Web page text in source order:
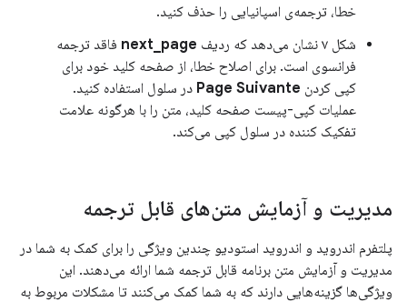
خطا، ترجمه‌ی اسپانیایی را حذف کنید.
شکل ۷ نشان می‌دهد که ردیف
next_page فاقد ترجمه
فرانسوی است. برای اصلاح خطا، از صفحه کلید خود برای
کپی کردن Page Suivante در سلول استفاده کنید.
عملیات کپی-پیست صفحه کلید، متن را با هرگونه علامت
تفکیک کننده در سلول کپی می‌کند.
مدیریت و آزمایش متن‌های قابل ترجمه
پلتفرم اندروید و اندروید استودیو چندین ویژگی را برای کمک به شما در
مدیریت و آزمایش متن برنامه قابل ترجمه شما ارائه می‌دهند. این
ویژگی‌ها گزینه‌هایی دارند که به شما کمک می‌کنند تا مشکلات مربوط به